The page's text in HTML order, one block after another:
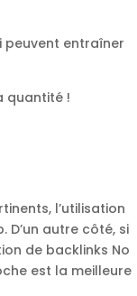
peuvent entraîner
quantité !
l’utilisation
autre côté, si
de backlinks No
est la meilleure